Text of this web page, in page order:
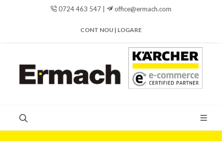
0724 463 547 | office@ermach.com
CONT NOU | LOGARE